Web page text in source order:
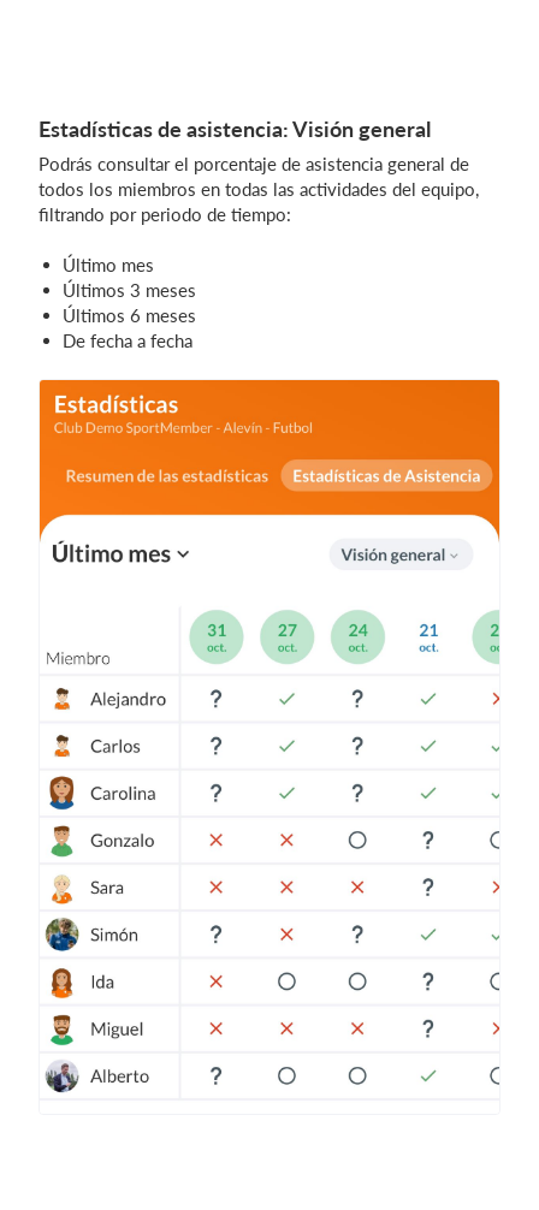
Estadísticas de asistencia: Visión general
Podrás consultar el porcentaje de asistencia general de
todos los miembros en todas las actividades del equipo,
filtrando por periodo de tiempo:
Último mes
Últimos 3 meses
Últimos 6 meses
De fecha a fecha